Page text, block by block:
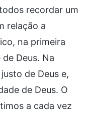
recordar um
relação a
na primeira
Deus. Na
de Deus e,
de Deus. O
a cada vez